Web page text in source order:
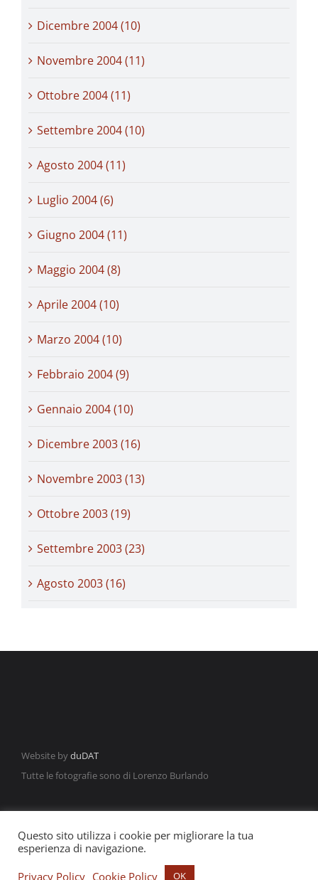
Dicembre 2004 (10)
Novembre 2004 (11)
Ottobre 2004 (11)
Settembre 2004 (10)
Agosto 2004 (11)
Luglio 2004 (6)
Giugno 2004 (11)
Maggio 2004 (8)
Aprile 2004 (10)
Marzo 2004 (10)
Febbraio 2004 (9)
Gennaio 2004 (10)
Dicembre 2003 (16)
Novembre 2003 (13)
Ottobre 2003 (19)
Settembre 2003 (23)
Agosto 2003 (16)
Website byduDAT
Tutte le fotografie sono di Lorenzo Burlando
©2021 Francesco Locane | P.IVA: 03639401201
Questo sito utilizza i cookie per migliorare la tua
esperienza di navigazione.
Privacy Policy Cookie Policy OK